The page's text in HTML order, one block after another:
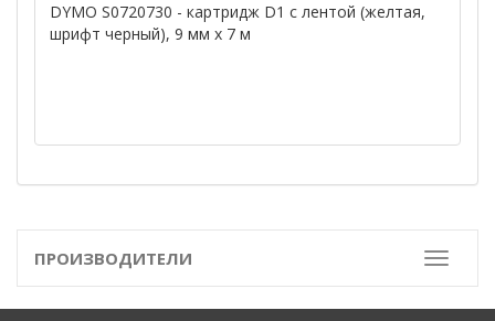
DYMO S0720730 - картридж D1 с лентой (желтая,
шрифт черный), 9 мм х 7 м
Toggle
ПРОИЗВОДИТЕЛИ